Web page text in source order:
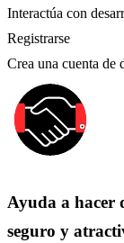
Interactúa con
Registrarse
Crea una cuenta de
Ayuda a hacer
seguro y